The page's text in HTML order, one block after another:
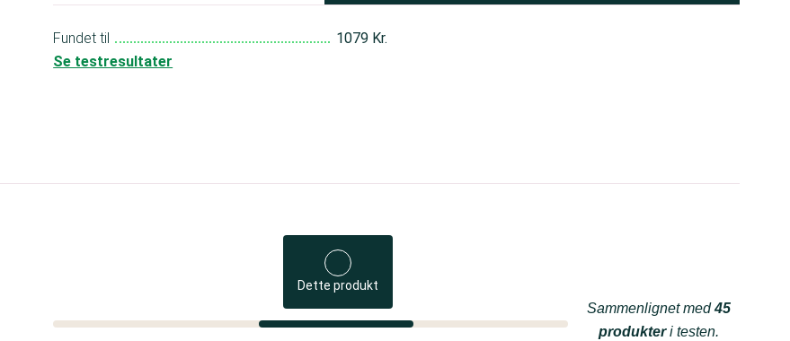
Fundet til
1079 Kr.
Se testresultater
Dette produkt
Sammenlignet med45
produkteri testen.